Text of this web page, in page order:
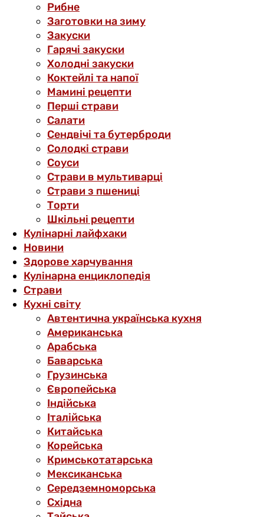
Рибне
Заготовки на зиму
Закуски
Гарячі закуски
Холодні закуски
Коктейлі та напої
Мамині рецепти
Перші страви
Салати
Сендвічі та бутерброди
Солодкі страви
Соуси
Страви в мультиварці
Страви з пшениці
Торти
Шкільні рецепти
Кулінарні лайфхаки
Новини
Здорове харчування
Кулінарна енциклопедія
Страви
Кухні світу
Автентична українська кухня
Американська
Арабська
Баварська
Грузинська
Європейська
Індійська
Італійська
Китайська
Корейська
Кримськотатарська
Мексиканська
Середземноморська
Східна